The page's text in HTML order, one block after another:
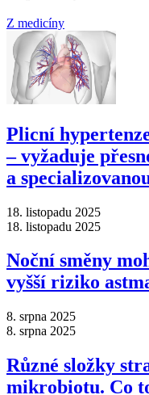
Z medicíny
Plicní
–⁠ vyžaduje
a
18. listopadu 2025
18. listopadu 2025
Noční směny
vyšší riziko
8. srpna 2025
8. srpna 2025
Různé složky
mikrobiotu. Co